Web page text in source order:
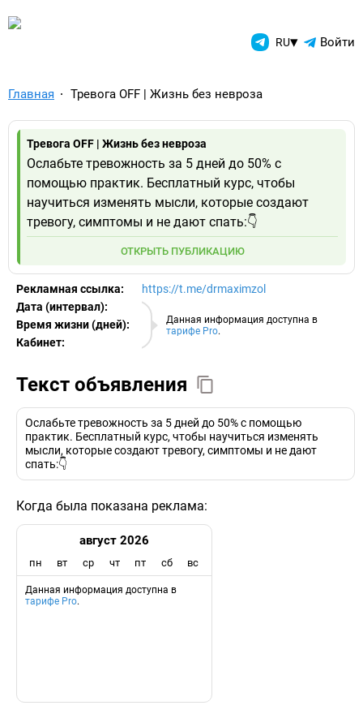
TelegramAds.com — RU▾ Войти
Главная Тревога OFF | Жизнь без невроза
Тревога OFF | Жизнь без невроза
Ослабьте тревожность за 5 дней до 50% с
помощью практик. Бесплатный курс, чтобы
научиться изменять мысли, которые создают
тревогу, симптомы и не дают спать:👇
ОТКРЫТЬ ПУБЛИКАЦИЮ
Рекламная ссылка: https://t.me/drmaximzol
Данная информация доступна в
тарифе Pro.
Дата (интервал):
06.08.2026
Время жизни (дней):
Кабинет:
EURO
Текст объявления
Ослабьте тревожность за 5 дней до 50% с помощью
практик. Бесплатный курс, чтобы научиться изменять
мысли, которые создают тревогу, симптомы и не дают
спать:👇
Когда была показана реклама:
август 2026
пн вт ср чт пт сб вс
Данная информация доступна в
тарифе Pro.